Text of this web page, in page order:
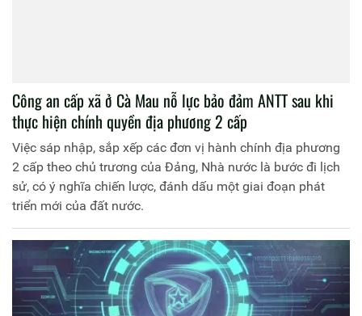
Công an cấp xã ở Cà Mau nỗ lực bảo đảm ANTT sau khi
thực hiện chính quyền địa phương 2 cấp
Việc sáp nhập, sắp xếp các đơn vị hành chính địa phương
2 cấp theo chủ trương của Đảng, Nhà nước là bước đi lịch
sử, có ý nghĩa chiến lược, đánh dấu một giai đoạn phát
triển mới của đất nước.